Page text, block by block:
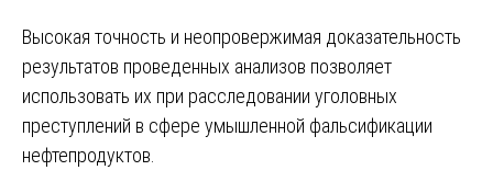
Высокая точность и неопровержимая доказательность
результатов проведенных анализов позволяет
использовать их при расследовании уголовных
преступлений в сфере умышленной фальсификации
нефтепродуктов.